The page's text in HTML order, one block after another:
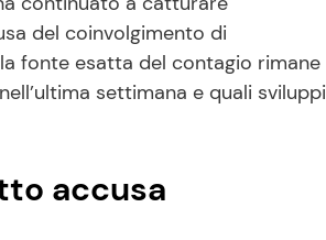
del coinvolgimento di
fonte esatta del contagio rimane
settimana e quali sviluppi
accusa